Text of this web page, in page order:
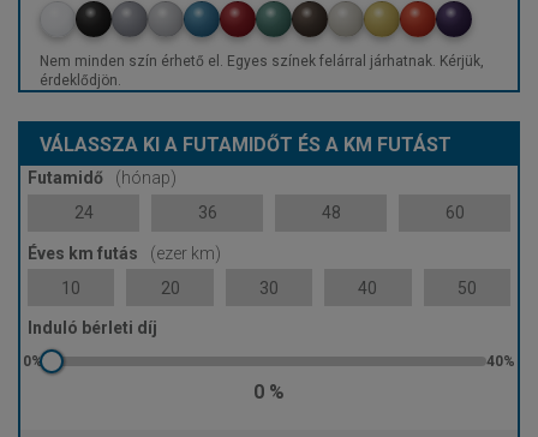
Nem minden szín érhető el. Egyes színek felárral járhatnak. Kérjük,
érdeklődjön.
VÁLASSZA KI A FUTAMIDŐT ÉS A KM FUTÁST
Futamidő
(hónap)
24
36 48 60
Éves km futás
(ezer km)
10
20 30 40 50
Induló bérleti díj
0 %